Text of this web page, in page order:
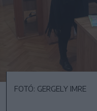
FOTÓ: GERGELY IMRE